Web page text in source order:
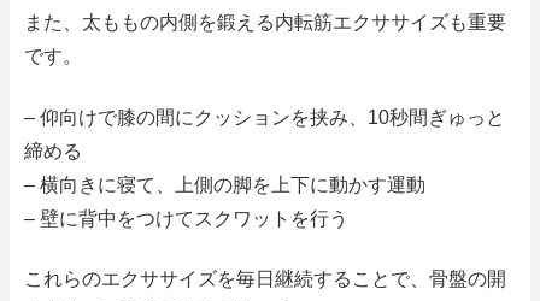
また、太ももの内側を鍛える内転筋エクササイズも重要
です。
– 仰向けで膝の間にクッションを挟み、10秒間ぎゅっと
締める
– 横向きに寝て、上側の脚を上下に動かす運動
– 壁に背中をつけてスクワットを行う
これらのエクササイズを毎日継続することで、骨盤の開